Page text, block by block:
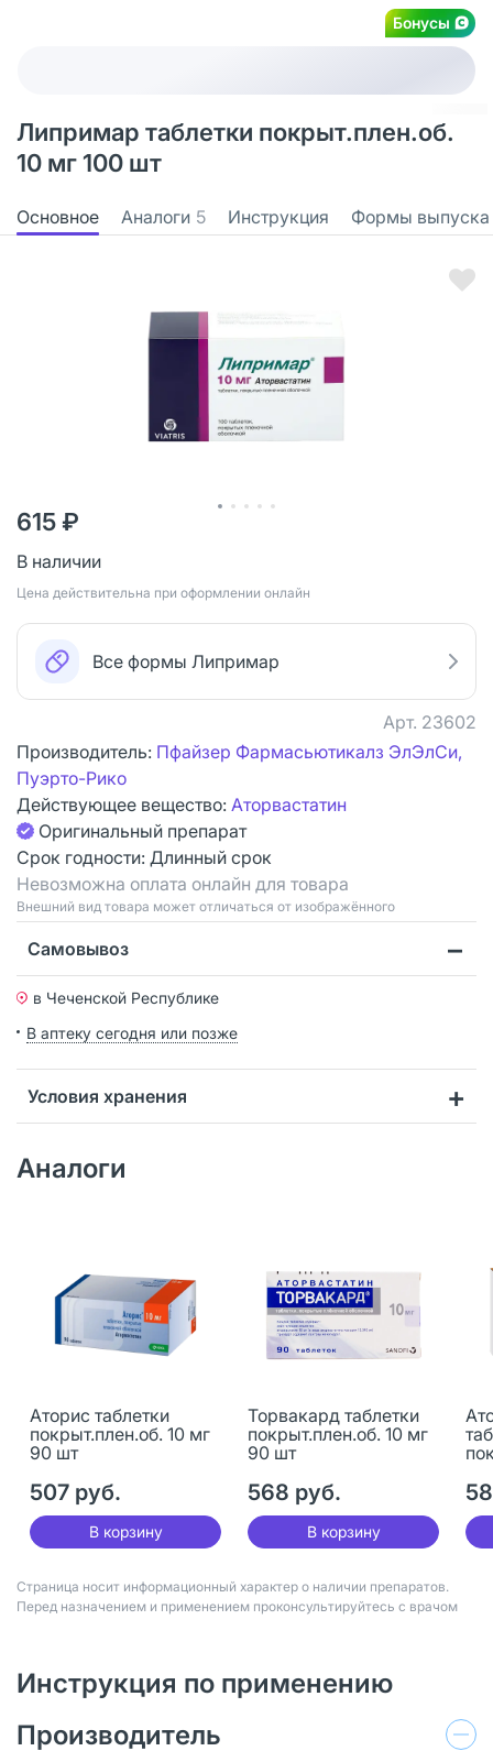
Бонусы
Липримар таблетки покрыт.плен.об.
10 мг 100 шт
Основное Аналоги 5 Инструкция Формы выпуска
615 ₽
В наличии
Цена действительна при оформлении онлайн
Все формы Липримар
Арт. 23602
Производитель: Пфайзер Фармасьютикалз ЭлЭлСи,
Пуэрто-Рико
Действующее вещество: Аторвастатин
Оригинальный препарат
Срок годности: Длинный срок
Невозможна оплата онлайн для товара
Bнешний вид товара может отличаться от изображённого
Самовывоз
в Чеченской Республике
В аптеку сегодня или позже
Условия хранения
Аналоги
Аторис таблетки
покрыт.плен.об. 10 мг
90 шт
507 руб.
В корзину
Торвакард таблетки
покрыт.плен.об. 10 мг
90 шт
568 руб.
В корзину
Страница носит информационный характер о наличии препаратов.
Перед назначением и применением проконсультируйтесь с врачом
Инструкция по применению
Производитель